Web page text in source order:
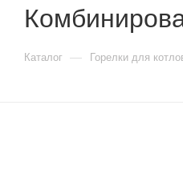
Каталог — Горелки для